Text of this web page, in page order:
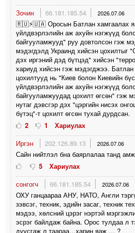
Зочин
66.181.185.54 2026.07.06
🇷🇺⚡️🇺🇦 Оросын Батлан ​​​​хамгаалах
үйлдвэрлэлийн аж ахуйн нэгжүүд
байгууламжууд" руу довтолсон гэж
мэдэгдэлд Украинд хийсэн цохилтыг
дэх иргэний дэд бүтцэд" хийсэн
хариуд хийсэн гэж мэдэгджээ.
цохилтууд нь "Киев болон Киевийн
үйлдвэрлэлийн аж ахуйн нэгжүүд
байгууламжуудад цохилт өгсөн" гэж
нутаг дэвсгэр дэх "цэргийн нисэх
бүтэц"-т цохилт өгсөн тухай дурдсан.
2
1
Хариулах
Иргэн
202.126.89.13 2026.07.06
Сайн нийтлэл бна баярлалаа танд
5
Хариулах
сонгогч
66.181.185.54 2026.07.06
ОХУ ганцаараа АНУ, НАТО, Англи
зэвcэг, техник, эдийн засаг, техник
мэдээ, хөлсний цэрэг нэртэй
эсрэг байлдаж байна. Орос тулдаа л
дуусгаж л таараа…харин яаж … ?